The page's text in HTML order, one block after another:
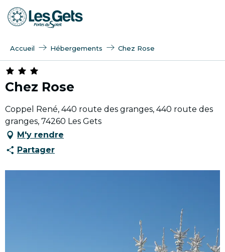
Aller
au
Accueil Hébergements Chez Rose
Chez Rose
Coppel René, 440 route des granges, 440 route des
granges, 74260 Les Gets
M'y rendre
Partager